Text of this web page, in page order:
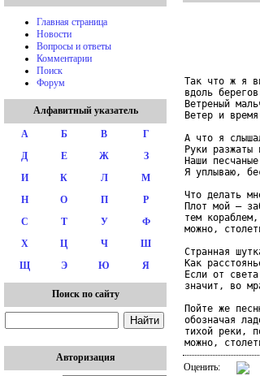
Главная страница
Новости
Вопросы и ответы
Комментарии
Поиск
Форум
Алфавитный указатель
А Б В
Г
Д
Е Ж
З
И
К Л
М
Н
О П
Р
С
Т У
Ф
Х
Ц Ч
Ш
Щ
Э Ю Я
Поиск по сайту
Авторизация
Так что ж я
вдоль
Ветреный
Ветер и
А что я
Руки разжаты
Наши
Я уплываю,
Что делать
Плот мой –
тем
можно,
Странная
Как
Если от
значит, во
Пойте же
обозначая
тихой реки,
Оценить: